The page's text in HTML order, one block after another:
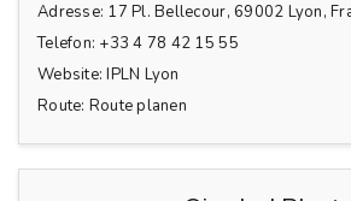
Adresse: 17 Pl. Bellecour, 69002 Lyon,
Telefon: +33 4 78 42 15 55
Website: IPLN Lyon
Route: Route planen